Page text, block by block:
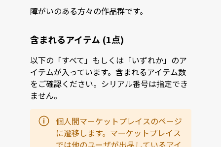
障がいのある方々の作品群です。
含まれるアイテム (1点)
以下の「すべて」もしくは「いずれか」のア
イテムが入っています。含まれるアイテム数
をご確認ください。シリアル番号は指定でき
ません。
個人間マーケットプレイスのページ
に遷移します。マーケットプレイス
では他のユーザが出品しているアイ